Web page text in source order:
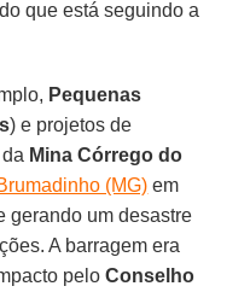
que está seguindo a
Pequenas
) e projetos de
Mina Córrego do
(MG) em
gerando um desastre
A barragem era
peloConselho